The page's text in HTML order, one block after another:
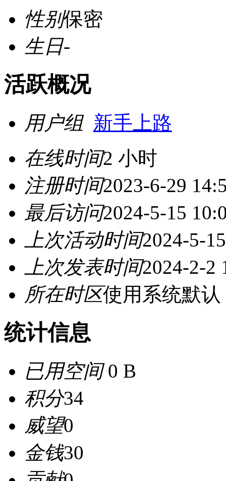
性别保密
生日-
活跃概况
用户组 新手上路
在线时间2 小时
注册时间2023-6-29
最后访问2024-5-15
上次活动时间2024-5-
上次发表时间2024-2-2
所在时区使用系统默认
统计信息
已用空间0 B
积分34
威望0
金钱30